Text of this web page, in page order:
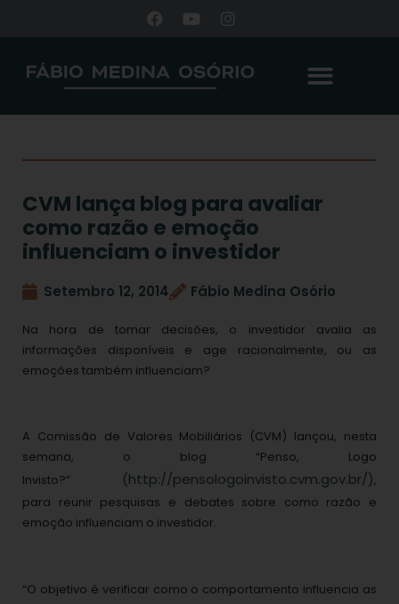
CVM lança blog para avaliar
como razão e emoção
influenciam o investidor
Setembro 12, 2014 Fábio Medina Osório
Na hora de tomar decisões, o investidor avalia as
informações disponíveis e age racionalmente, ou as
emoções também influenciam?
A Comissão de Valores Mobiliários (CVM) lançou, nesta
semana, o blog “Penso, Logo
Invisto?”
(http://pensologoinvisto.cvm.gov.br/),
para reunir pesquisas e debates sobre como razão e
emoção influenciam o investidor.
“O objetivo é verificar como o comportamento influencia as